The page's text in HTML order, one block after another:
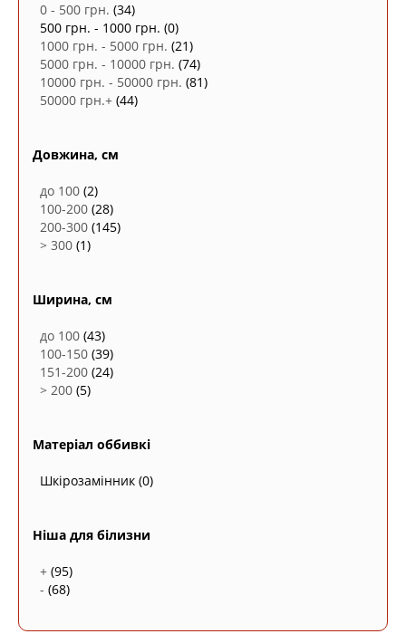
0 - 500 грн. (34)
500 грн. - 1000 грн. (0)
1000 грн. - 5000 грн. (21)
5000 грн. - 10000 грн. (74)
10000 грн. - 50000 грн. (81)
50000 грн.+ (44)
Довжина, см
до 100 (2)
100-200 (28)
200-300 (145)
> 300 (1)
Ширина, см
до 100 (43)
100-150 (39)
151-200 (24)
> 200 (5)
Матеріал оббивкі
Шкірозамінник (0)
Ніша для білизни
+ (95)
- (68)